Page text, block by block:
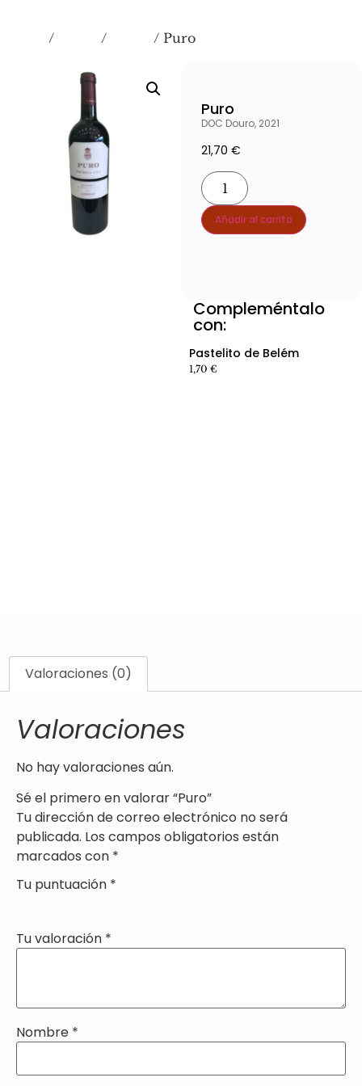
/ / / Puro
Puro
DOC Douro, 2021
21,70 €
Añadir al carrito
Compleméntalo
con:
Ver producto producto
Ver producto producto
Pastelito de Belém
1,70 €
Valoraciones (0)
Valoraciones
No hay valoraciones aún.
Sé el primero en valorar “Puro”
Tu dirección de correo electrónico no será
publicada. Los campos obligatorios están
marcados con *
Tu puntuación *
Tu valoración *
Nombre *